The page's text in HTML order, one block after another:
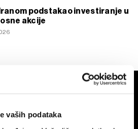
vaših podataka
podstakao investiranje u
akcije